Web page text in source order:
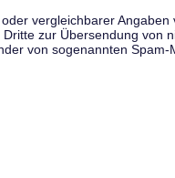
vergleichbarer
zur Übersendung von
von sogenannten